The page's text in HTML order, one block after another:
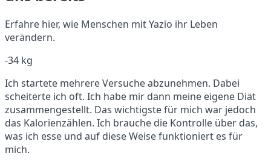
Erfahre hier, wie Menschen mit Yazio ihr Leben
verändern.
-34 kg
Ich startete mehrere Versuche abzunehmen. Dabei
scheiterte ich oft. Ich habe mir dann meine eigene Diät
zusammengestellt. Das wichtigste für mich war jedoch
das Kalorienzählen. Ich brauche die Kontrolle über das,
was ich esse und auf diese Weise funktioniert es für
mich.